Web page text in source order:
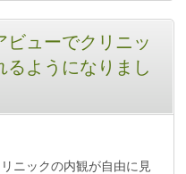
ビューでクリニッ
るようになりまし
ニックの内観が自由に見